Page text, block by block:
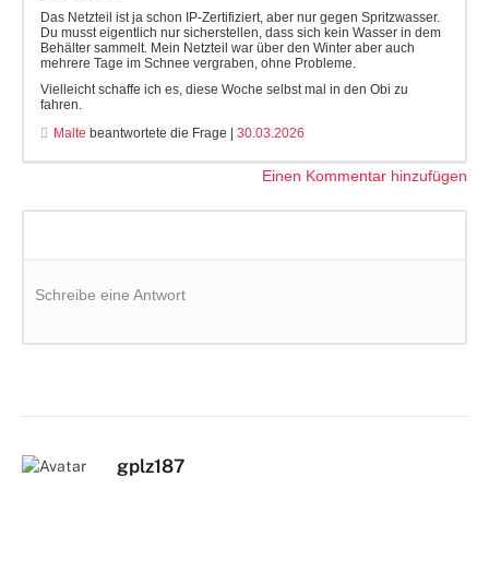
Das Netzteil ist ja schon IP-Zertifiziert, aber nur gegen Spritzwasser.
Du musst eigentlich nur sicherstellen, dass sich kein Wasser in dem
Behälter sammelt. Mein Netzteil war über den Winter aber auch
mehrere Tage im Schnee vergraben, ohne Probleme.
Vielleicht schaffe ich es, diese Woche selbst mal in den Obi zu
fahren.
Malte beantwortete die Frage | 30.03.2026
Einen Kommentar hinzufügen
Schreibe eine Antwort
gplz187